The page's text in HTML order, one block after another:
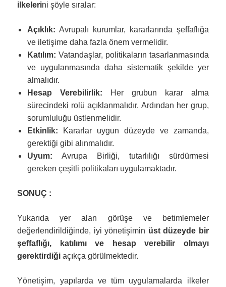
ilkelerini şöyle sıralar:
Açıklık: Avrupalı kurumlar, kararlarında şeffaflığa
ve iletişime daha fazla önem vermelidir.
Katılım: Vatandaşlar, politikaların tasarlanmasında
ve uygulanmasında daha sistematik şekilde yer
almalıdır.
Hesap Verebilirlik: Her grubun karar alma
sürecindeki rolü açıklanmalıdır. Ardından her grup,
sorumluluğu üstlenmelidir.
Etkinlik: Kararlar uygun düzeyde ve zamanda,
gerektiği gibi alınmalıdır.
Uyum: Avrupa Birliği, tutarlılığı sürdürmesi
gereken çeşitli politikaları uygulamaktadır.
SONUÇ :
Yukarıda yer alan görüşe ve betimlemeler
değerlendirildiğinde, iyi yönetişimin üst düzeyde bir
şeffaflığı, katılımı ve hesap verebilir olmayı
gerektirdiğiaçıkça görülmektedir.
Yönetişim, yapılarda ve tüm uygulamalarda ilkeler